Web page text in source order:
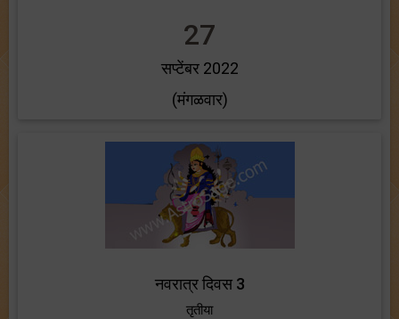
27
सप्टेंबर 2022
(मंगळवार)
नवरात्र दिवस 3
तृतीया